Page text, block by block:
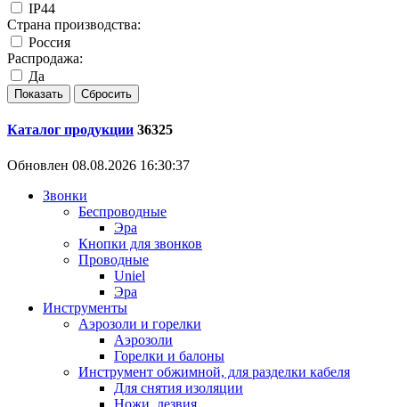
IP44
Страна производства:
Россия
Распродажа:
Да
Каталог продукции 36325
Обновлен 08.08.2026 16:30:37
Звонки
Беспроводные
Эра
Кнопки для звонков
Проводные
Uniel
Эра
Инструменты
Аэрозоли и горелки
Аэрозоли
Горелки и балоны
Инструмент обжимной, для разделки кабеля
Для снятия изоляции
Ножи, лезвия